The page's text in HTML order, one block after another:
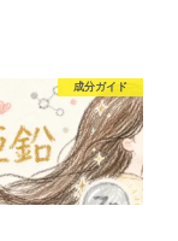
成分ガイド